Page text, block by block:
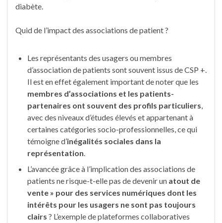
diabète.
Quid de l’impact des associations de patient ?
Les représentants des usagers ou membres
d’association de patients sont souvent issus de CSP +.
Il est en effet également important de noter que les
membres d’associations et les patients-
partenaires ont souvent des profils particuliers,
avec des niveaux d’études élevés et appartenant à
certaines catégories socio-professionnelles, ce qui
témoigne d’inégalités sociales dans la
représentation.
L’avancée grâce à l’implication des associations de
patients ne risque-t-elle pas de devenir un atout de
vente » pour des services numériques dont les
intérêts pour les usagers ne sont pas toujours
clairs ? L’exemple de plateformes collaboratives